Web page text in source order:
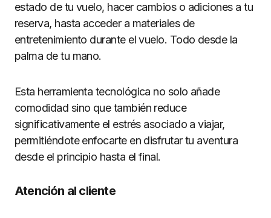
estado de tu vuelo, hacer cambios o adiciones a tu
reserva, hasta acceder a materiales de
entretenimiento durante el vuelo. Todo desde la
palma de tu mano.
Esta herramienta tecnológica no solo añade
comodidad sino que también reduce
significativamente el estrés asociado a viajar,
permitiéndote enfocarte en disfrutar tu aventura
desde el principio hasta el final.
Atención al cliente